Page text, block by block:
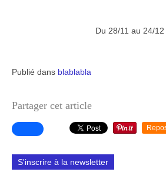
Du 28/11 au 24/
Publié dans blablabla
Partager cet article
S'inscrire à la newsletter